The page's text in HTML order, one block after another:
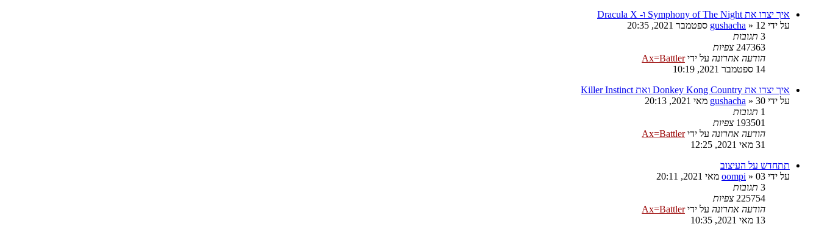
איך יצרו את Symphony of The Night ו- Dracula X
על ידי
gushacha » 12 ספטמבר 2021, 20:35
3 תגובות
247363 צפיות
הודעה אחרונה על ידיAx=Battler
14 ספטמבר 2021, 10:19
איך יצרו את Donkey Kong Country ואת Killer Instinct
על ידי
gushacha » 30 מאי 2021, 20:13
1 תגובות
193501 צפיות
הודעה אחרונה על ידיAx=Battler
31 מאי 2021, 12:25
תתחדש על העיצוב
על ידי
oompi » 03 מאי 2021, 20:11
3 תגובות
225754 צפיות
הודעה אחרונה על ידיAx=Battler
13 מאי 2021, 10:35